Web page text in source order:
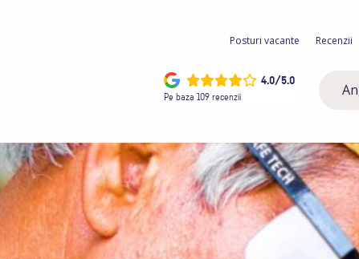
Posturi vacante Recenzii
4.0/5.0
Pe baza 109 recenzii